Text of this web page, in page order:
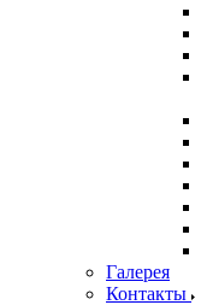
Галерея
Контакты